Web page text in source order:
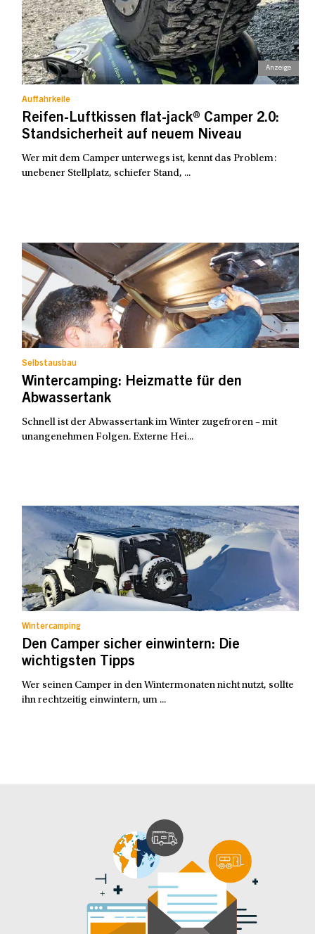
Auffahrkeile
Reifen-Luftkissen flat-jack® Camper 2.0:
Standsicherheit auf neuem Niveau
Wer mit dem Camper unterwegs ist, kennt das Problem:
unebener Stellplatz, schiefer Stand, ...
Selbstausbau
Wintercamping: Heizmatte für den
Abwassertank
Schnell ist der Abwassertank im Winter zugefroren – mit
unangenehmen Folgen. Externe Hei...
Wintercamping
Den Camper sicher einwintern: Die
wichtigsten Tipps
Wer seinen Camper in den Wintermonaten nicht nutzt, sollte
ihn rechtzeitig einwintern, um ...